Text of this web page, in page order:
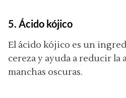
5. Ácido kójico
El ácido kójico es un
cereza y ayuda a reducir la
manchas oscuras.